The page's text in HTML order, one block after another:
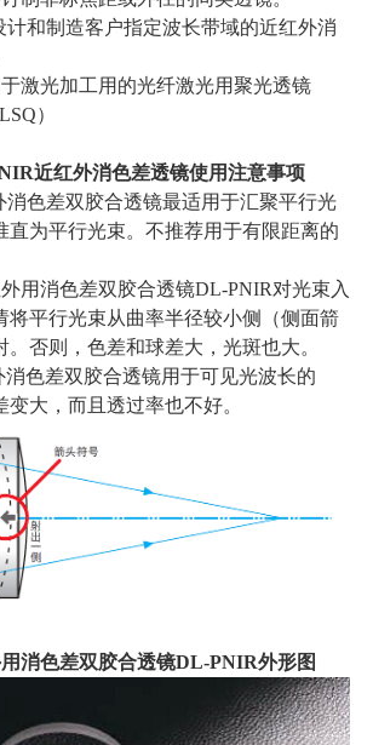
计和制造客户指定波长带域的近红外消
激光加工用的光纤激光用聚光透镜
）
近红外消色差透镜使用注意事项
消色差双胶合透镜最适用于汇聚平行光
直为平行光束。不推荐用于有限距离的
用消色差双胶合透镜DL-PNIR对光束入
将平行光束从曲率半径较小侧（侧面箭
否则，色差和球差大，光斑也大。
消色差双胶合透镜用于可见光波长的
大，而且透过率也不好。
消色差双胶合透镜DL-PNIR外形图